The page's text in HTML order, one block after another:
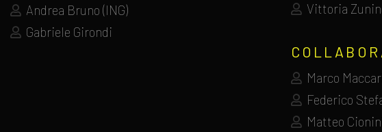
Andrea Bruno (ING)
Gabriele Girondi
Vittoria
Marco
Federico
Matteo